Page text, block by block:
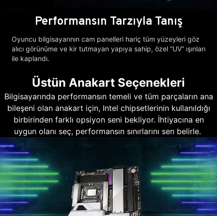
Performansın Tarzıyla Tanış
Oyuncu bilgisayarının cam panelleri hariç tüm yüzeyleri göz
alıcı görünüme ve kir tutmayan yapıya sahip, özel “UV” ışınları
ile kaplandı.
Üstün Anakart Seçenekleri
Bilgisayarında performansın temeli ve tüm parçaların ana
bileşeni olan anakart için, Intel chipsetlerinin kullanıldığı
birbirinden farklı opsiyon seni bekliyor. İhtiyacına en
uygun olanı seç, performansın sınırlarını sen belirle.